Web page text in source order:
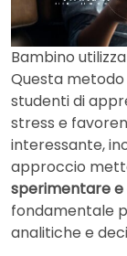
Bambino
Questa
studenti di
stress e
interessante,
approccio
sperimentare
fondamentale
analitiche e